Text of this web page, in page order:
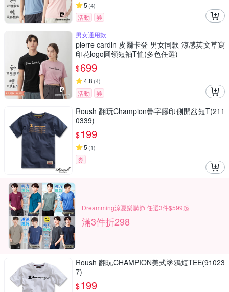
5 (4)
活動
券
男女通用款
pierre cardin 皮爾卡登 男女同款 涼感英文草寫
印花logo圓領短袖T恤(多色任選)
$699
4.8 (4)
活動 券
Roush 翻玩Champion疊字膠印側開岔短T(211
0339)
$199
5 (1)
券
Dreamming涼夏樂購節 任選3件$599起
滿3件折298
Roush 翻玩CHAMPION美式塗鴉短TEE(91023
7)
$199